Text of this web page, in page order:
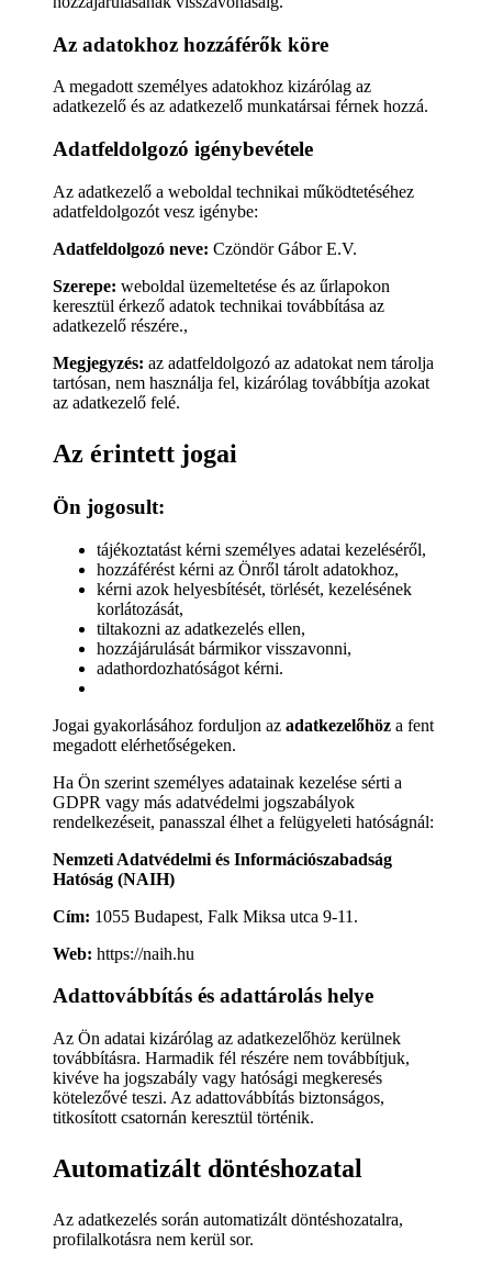
Az adatokhoz hozzáférők köre
A megadott személyes adatokhoz kizárólag az
adatkezelő és az adatkezelő munkatársai férnek hozzá.
Adatfeldolgozó igénybevétele
Az adatkezelő a weboldal technikai működtetéséhez
adatfeldolgozót vesz igénybe:
Adatfeldolgozó neve: Czöndör Gábor E.V.
Szerepe: weboldal üzemeltetése és az űrlapokon
keresztül érkező adatok technikai továbbítása az
adatkezelő részére.,
Megjegyzés: az adatfeldolgozó az adatokat nem tárolja
tartósan, nem használja fel, kizárólag továbbítja azokat
az adatkezelő felé.
Az érintett jogai
Ön jogosult:
tájékoztatást kérni személyes adatai kezeléséről,
hozzáférést kérni az Önről tárolt adatokhoz,
kérni azok helyesbítését, törlését, kezelésének
korlátozását,
tiltakozni az adatkezelés ellen,
hozzájárulását bármikor visszavonni,
adathordozhatóságot kérni.
Jogai gyakorlásához forduljon az adatkezelőhöz a fent
megadott elérhetőségeken.
Ha Ön szerint személyes adatainak kezelése sérti a
GDPR vagy más adatvédelmi jogszabályok
rendelkezéseit, panasszal élhet a felügyeleti hatóságnál:
Nemzeti Adatvédelmi és Információszabadság
Hatóság (NAIH)
Cím: 1055 Budapest, Falk Miksa utca 9-11.
Web: https://naih.hu
Adattovábbítás és adattárolás helye
Az Ön adatai kizárólag az adatkezelőhöz kerülnek
továbbításra. Harmadik fél részére nem továbbítjuk,
kivéve ha jogszabály vagy hatósági megkeresés
kötelezővé teszi. Az adattovábbítás biztonságos,
titkosított csatornán keresztül történik.
Automatizált döntéshozatal
Az adatkezelés során automatizált döntéshozatalra,
profilalkotásra nem kerül sor.